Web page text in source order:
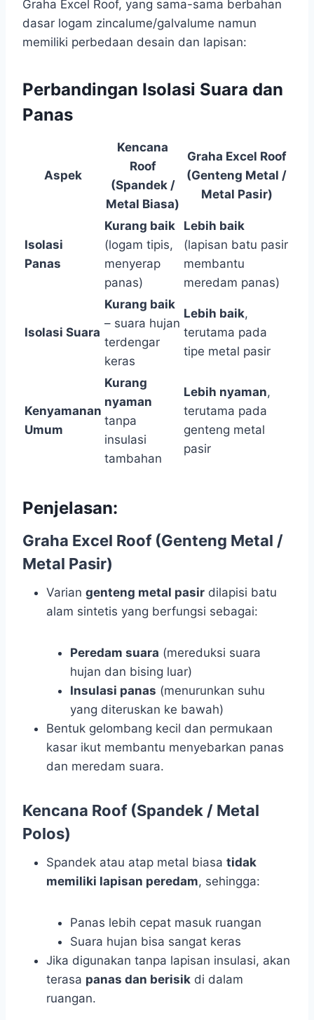
Graha Excel Roof, yang sama-sama berbahan
dasar logam zincalume/galvalume namun
memiliki perbedaan desain dan lapisan:
Perbandingan Isolasi Suara dan
Panas
Aspek
Kencana
Roof
(Spandek /
Metal Biasa)
Graha Excel Roof
(Genteng Metal /
Metal Pasir)
Isolasi
Panas
Kurang baik
(logam tipis,
menyerap
panas)
Lebih baik
(lapisan batu pasir
membantu
meredam panas)
Isolasi Suara
Kurang baik
– suara hujan
terdengar
keras
Lebih baik,
terutama pada
tipe metal pasir
Kenyamanan
Umum
Kurang
nyaman
tanpa
insulasi
tambahan
Lebih nyaman,
terutama pada
genteng metal
pasir
Penjelasan:
Graha Excel Roof (Genteng Metal /
Metal Pasir)
Varian genteng metal pasir dilapisi batu
alam sintetis yang berfungsi sebagai:
Peredam suara (mereduksi suara
hujan dan bising luar)
Insulasi panas (menurunkan suhu
yang diteruskan ke bawah)
Bentuk gelombang kecil dan permukaan
kasar ikut membantu menyebarkan panas
dan meredam suara.
Kencana Roof (Spandek / Metal
Polos)
Spandek atau atap metal biasa tidak
memiliki lapisan peredam, sehingga:
Panas lebih cepat masuk ruangan
Suara hujan bisa sangat keras
Jika digunakan tanpa lapisan insulasi, akan
terasa panas dan berisik di dalam
ruangan.